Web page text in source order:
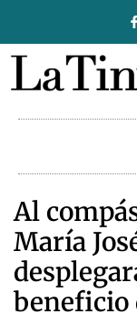
Al
María
beneficio